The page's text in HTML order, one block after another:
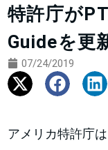
特許庁が
Guideを更
07/24/2019
アメリカ特許庁